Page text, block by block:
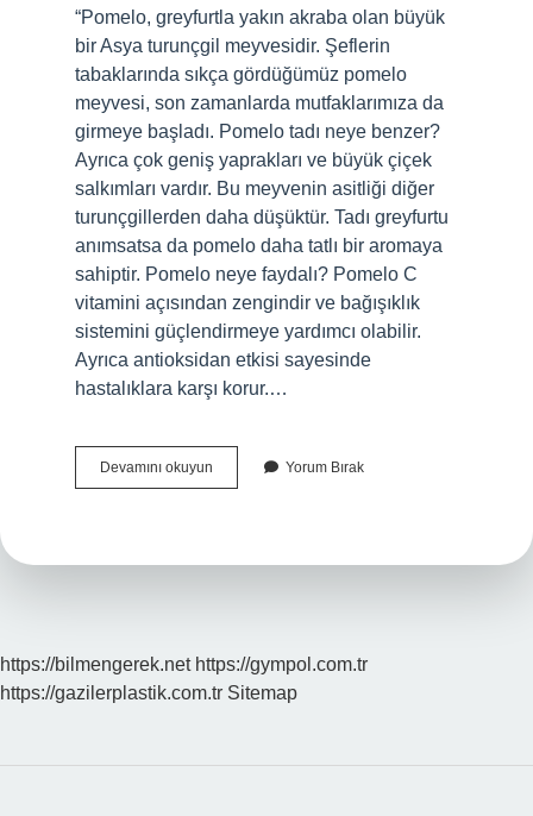
“Pomelo, greyfurtla yakın akraba olan büyük
bir Asya turunçgil meyvesidir. Şeflerin
tabaklarında sıkça gördüğümüz pomelo
meyvesi, son zamanlarda mutfaklarımıza da
girmeye başladı. Pomelo tadı neye benzer?
Ayrıca çok geniş yaprakları ve büyük çiçek
salkımları vardır. Bu meyvenin asitliği diğer
turunçgillerden daha düşüktür. Tadı greyfurtu
anımsatsa da pomelo daha tatlı bir aromaya
sahiptir. Pomelo neye faydalı? Pomelo C
vitamini açısından zengindir ve bağışıklık
sistemini güçlendirmeye yardımcı olabilir.
Ayrıca antioksidan etkisi sayesinde
hastalıklara karşı korur.…
Devamını okuyun
Ile
Yorum Bırak
https://bilmengerek.net https://gympol.com.tr
https://gazilerplastik.com.tr Sitemap